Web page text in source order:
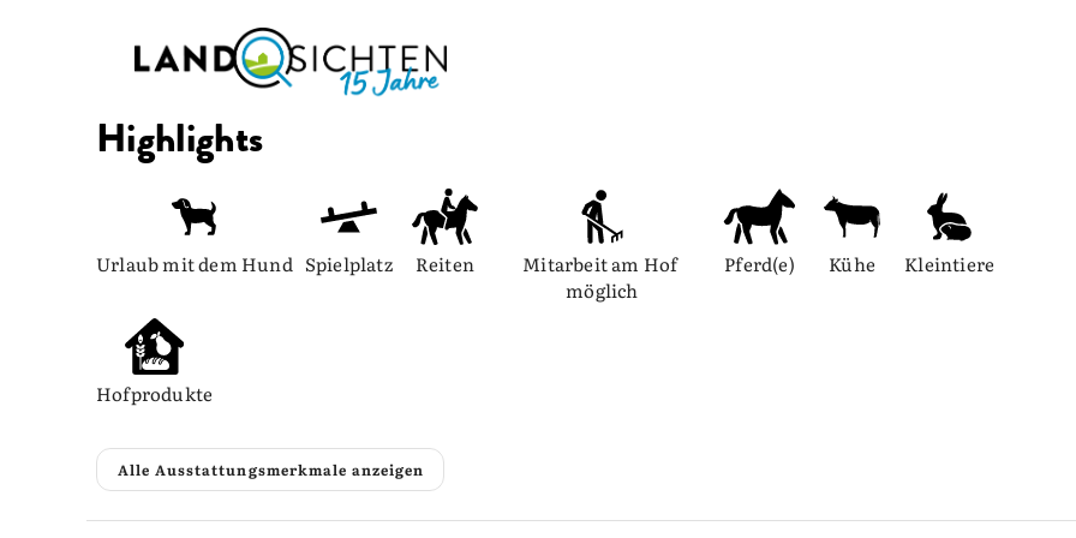
Highlights
Urlaub mit dem Hund Spielplatz Reiten
Mitarbeit am Hof
möglich
Pferd(e) Kühe Kleintiere
Hofprodukte
Alle Ausstattungsmerkmale anzeigen